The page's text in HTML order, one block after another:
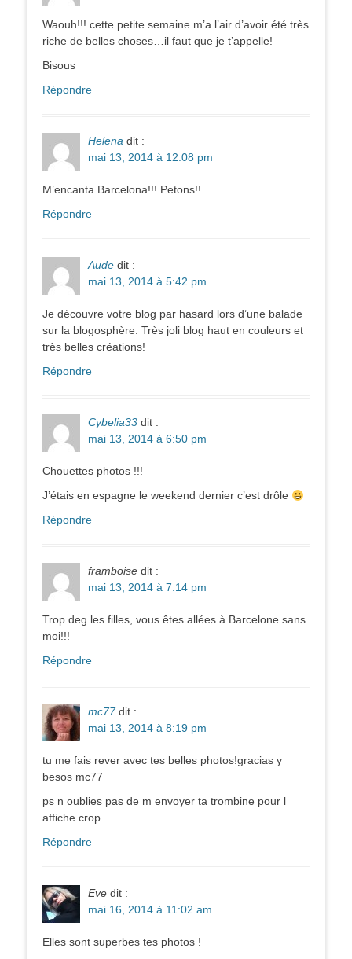
Waouh!!! cette petite semaine m’a l’air d’avoir été très
riche de belles choses…il faut que je t’appelle!
Bisous
Répondre
Helena dit :
mai 13, 2014 à 12:08 pm
M’encanta Barcelona!!! Petons!!
Répondre
Aude dit :
mai 13, 2014 à 5:42 pm
Je découvre votre blog par hasard lors d’une balade
sur la blogosphère. Très joli blog haut en couleurs et
très belles créations!
Répondre
Cybelia33 dit :
mai 13, 2014 à 6:50 pm
Chouettes photos !!!
J’étais en espagne le weekend dernier c’est drôle
Répondre
framboise dit :
mai 13, 2014 à 7:14 pm
Trop deg les filles, vous êtes allées à Barcelone sans
moi!!!
Répondre
mc77 dit :
mai 13, 2014 à 8:19 pm
tu me fais rever avec tes belles photos!gracias y
besos mc77
ps n oublies pas de m envoyer ta trombine pour l
affiche crop
Répondre
Eve dit :
mai 16, 2014 à 11:02 am
Elles sont superbes tes photos !